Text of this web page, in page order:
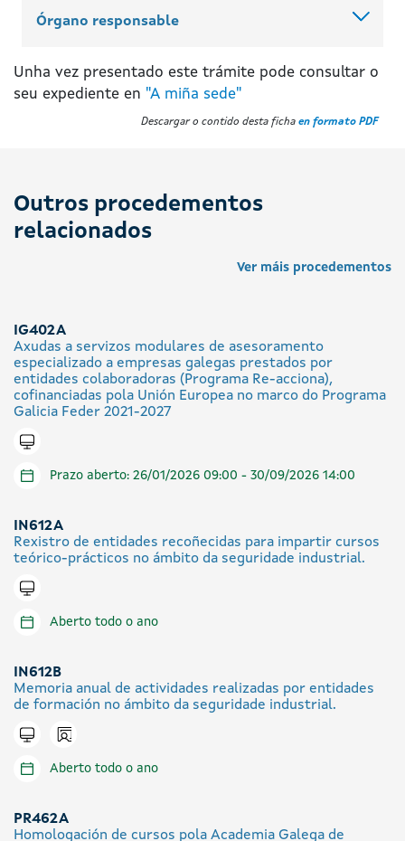
Órgano responsable
Unha vez presentado este trámite pode consultar o
seu expediente en "A miña sede"
Descargar o contido desta ficha en formato PDF
Outros procedementos
relacionados
Ver máis procedementos
IG402A
Axudas a servizos modulares de asesoramento
especializado a empresas galegas prestados por
entidades colaboradoras (Programa Re-acciona),
cofinanciadas pola Unión Europea no marco do Programa
Galicia Feder 2021-2027
Tramitar en liña
Prazo aberto: 26/01/2026 09:00 - 30/09/2026 14:00
IN612A
Rexistro de entidades recoñecidas para impartir cursos
teórico-prácticos no ámbito da seguridade industrial.
Tramitar en liña
Aberto todo o ano
IN612B
Memoria anual de actividades realizadas por entidades
de formación no ámbito da seguridade industrial.
Tramitar en liña
Icono presencial
Aberto todo o ano
PR462A
Homologación de cursos pola Academia Galega de